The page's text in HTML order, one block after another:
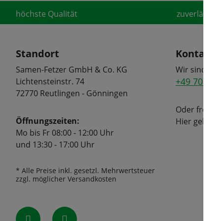
höchste Qualität
Standort
Samen-Fetzer GmbH & Co. KG
Lichtensteinstr. 74
72770 Reutlingen - Gönningen
Öffnungszeiten:
Mo bis Fr 08:00 - 12:00 Uhr
und 13:30 - 17:00 Uhr
* Alle Preise inkl. gesetzl. Mehrwertsteuer
zzgl. möglicher Versandkosten
Kontakt
Wir sind
+49 7072
Oder
Hier geht's